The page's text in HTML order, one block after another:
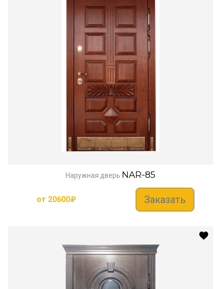
Наружная дверь NAR-85
от 20600₽ Заказать